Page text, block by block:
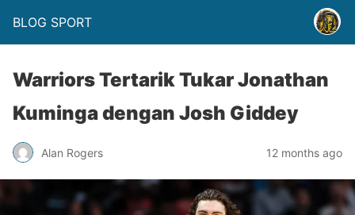
BLOG SPORT
Warriors Tertarik Tukar Jonathan
Kuminga dengan Josh Giddey
Alan Rogers 12 months ago